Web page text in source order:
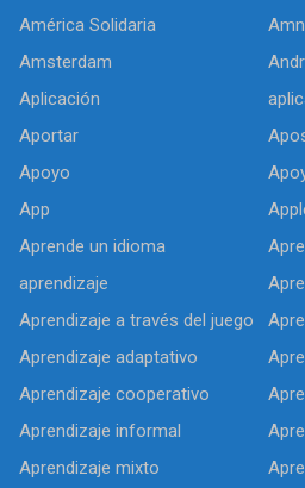
América Solidaria
Amsterdam
Aplicación
Aportar
Apoyo
App
Aprende un idioma
aprendizaje
Aprendizaje a través del juego
Aprendizaje adaptativo
Aprendizaje cooperativo
Aprendizaje informal
Aprendizaje mixto